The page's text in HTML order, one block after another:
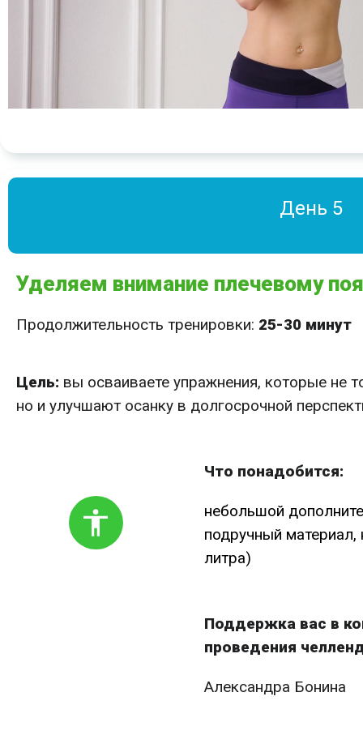
День 5
Уделяем внимание плечевому
Продолжительность тренировки: 25-30 минут
Цель: вы осваиваете упражнения, которые не
но и улучшают осанку в долгосрочной
Что понадобится:
небольшой
подручный
литра)
Поддержка вас в
проведения
Александра Бонина